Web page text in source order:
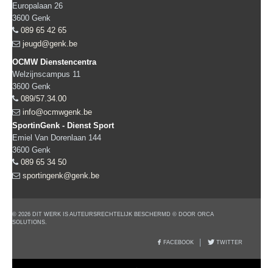
Europalaan 26
3600 Genk
089 65 42 65
jeugd@genk.be
OCMW Dienstencentra
Welzijnscampus 11
3600 Genk
089/57.34.00
info@ocmwgenk.be
SportinGenk - Dienst Sport
Emiel Van Dorenlaan 144
3600 Genk
089 65 34 50
sportingenk@genk.be
© 2026 DIT WERK IS AUTEURSRECHTELIJK BESCHERMD © DOOR ORCA
SOLUTIONS.
FACEBOOK TWITTER